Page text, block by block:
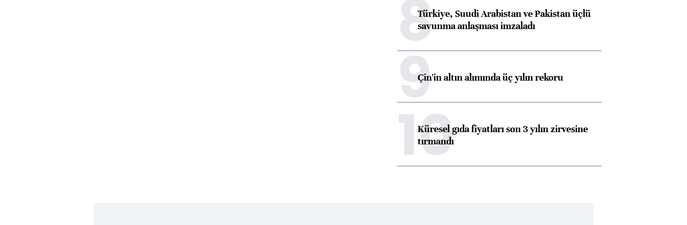
8Türkiye, Suudi Arabistan ve Pakistan üçlü
savunma anlaşması imzaladı
9Çin'in altın alımında üç yılın rekoru
10
Küresel gıda fiyatları son 3 yılın zirvesine
tırmandı